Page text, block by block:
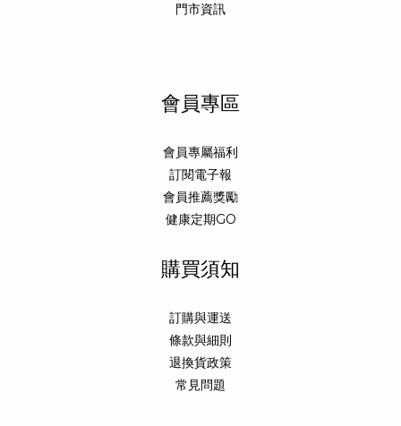
門市資訊
會員專區
會員專屬福利
訂閱電子報
會員推薦獎勵
健康定期GO
購買須知
訂購與運送
條款與細則
退換貨政策
常見問題